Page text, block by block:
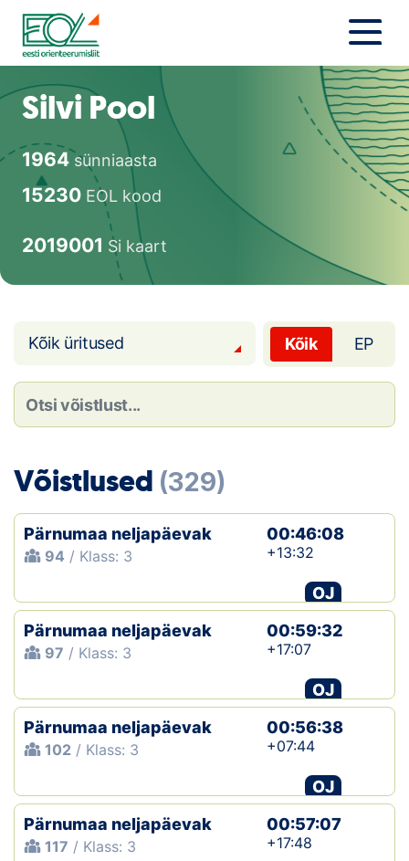
Liigu
sisu
juurde
Uudised
Orienteerujale
Eesti Orienteerumine 100!
Toetamine
Loha
Galerii
Kalender
Tule klubisse!
Tulemused
Dokumendid
Klubid
Silvi Pool
1964sünniaasta
15230 EOL kood
2019001 Si kaart
Kõik üritused Kõik EP
Võistlused (329)
Pärnumaa neljapäevak
94 / Klass: 3
00:46:08
+13:32
OJ
Pärnumaa neljapäevak
97 / Klass: 3
00:59:32
+17:07
OJ
Pärnumaa neljapäevak
102 / Klass: 3
00:56:38
+07:44
OJ
Pärnumaa neljapäevak
117 / Klass: 3
00:57:07
+17:48